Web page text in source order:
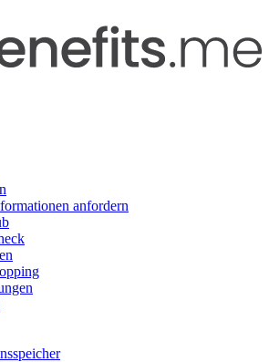
anfordern